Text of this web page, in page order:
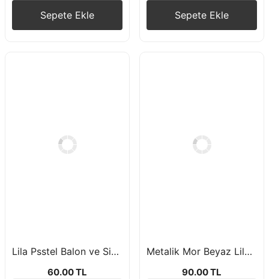
Sepete Ekle Sepete Ekle
Lila Psstel Balon ve Siyah Pastel Balon Buketi 10 Adet
60.00 TL
Metalik Mor Beyaz Lila Balon Buketi Seti
90.00 TL